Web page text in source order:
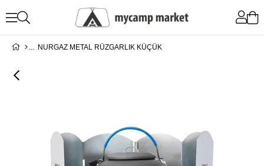
NURGAZ METAL RÜZGARLIK KÜÇÜK